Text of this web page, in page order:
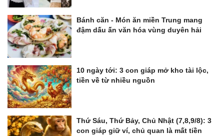
Bánh căn - Món ăn miền Trung mang
đậm dấu ấn văn hóa vùng duyên hải
10 ngày tới: 3 con giáp mở kho tài lộc,
tiền về từ nhiều nguồn
Thứ Sáu, Thứ Bảy, Chủ Nhật (7,8,9/8): 3
con giáp giữ ví, chủ quan là mất tiền